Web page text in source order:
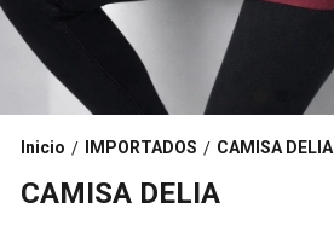
Inicio / IMPORTADOS / CAMISA DELIA
CAMISA DELIA